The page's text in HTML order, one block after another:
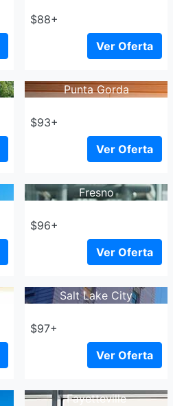
$88+
Ver Oferta
Punta Gorda
$93+
Ver Oferta
Fresno
$96+
Ver Oferta
Salt Lake City
$97+
Ver Oferta
Fayetteville